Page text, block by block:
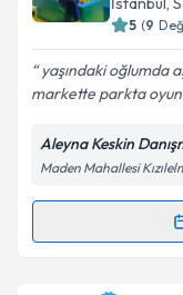
posta ile
E-posta
Kişisel
Metni'ni
5 (9
yaşındaki oğlumda
markette parkta
Aleyna Keskin
Maden Mahallesi
Randevu